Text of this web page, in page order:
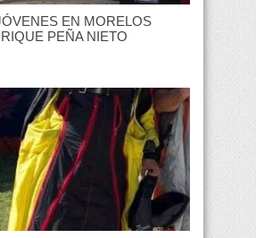
EN MORELOS
PEÑA NIETO